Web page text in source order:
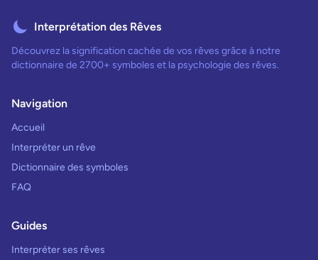
Interprétation des Rêves
Découvrez la signification cachée de vos rêves grâce à notre
dictionnaire de 2700+ symboles et la psychologie des rêves.
Navigation
Accueil
Interpréter un rêve
Dictionnaire des symboles
FAQ
Guides
Interpréter ses rêves